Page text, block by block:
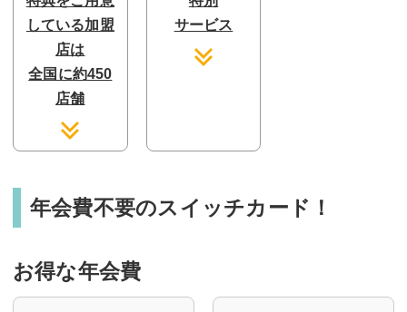
している加盟
店は
全国に約450
店舗
サービス
年会費不要のスイッチカード！
お得な年会費